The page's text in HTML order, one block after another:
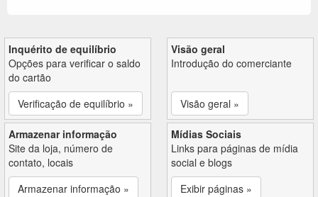
Inquérito de equilíbrio
Opções para verificar o saldo
do cartão
Verificação de equilíbrio »
Visão geral
Introdução do comerciante
Visão geral »
Armazenar informação
Site da loja, número de
contato, locais
Armazenar informação »
Mídias Sociais
Links para páginas de mídia
social e blogs
Exibir páginas »